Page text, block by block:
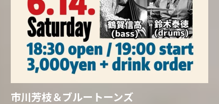
市川芳枝＆ブルートーンズ